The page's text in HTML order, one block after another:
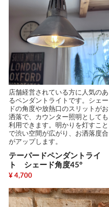
店舗経営されている方に人気のあ
るペンダントライトです。シェー
ドの角度や放熱口のスリットがお
洒落で、カウンター照明としても
利用できます。明かりを灯すこと
で渋い空間が広がり、お洒落度合
がアップします。
テーパードペンダントライ
ト シェード角度45°
¥ 4,700